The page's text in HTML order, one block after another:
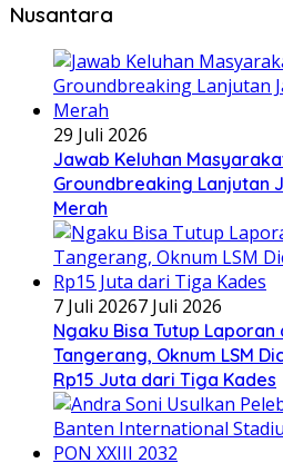
Nusantara
29 Juli 2026
Jawab Keluhan
Groundbreaking Lanjutan
Merah
7 Juli 20267 Juli 2026
Ngaku Bisa Tutup
Tangerang, Oknum LSM
Rp15 Juta dari Tiga Kades